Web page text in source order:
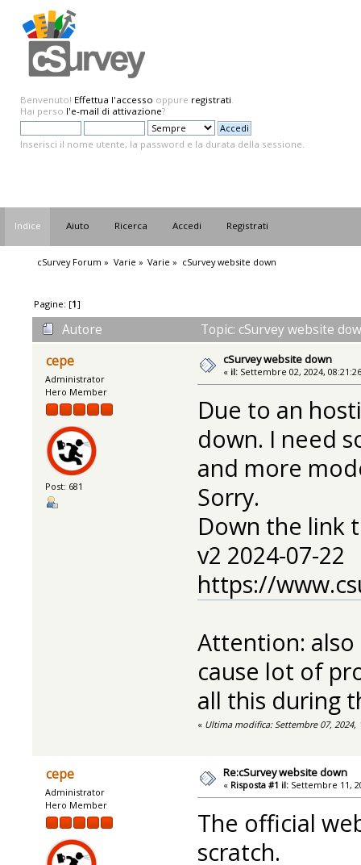
Benvenuto! Effettua l'accesso oppure registrati.
Hai perso l'e-mail di attivazione?
Inserisci il nome utente, la password e la durata della sessione.
Indice Aiuto Ricerca Accedi Registrati
cSurvey Forum » Varie » Varie » cSurvey website down
Pagine: [1]
Autore
Topic: cSurvey website
cepe
Administrator
Hero Member
Post: 681
cSurvey website down
« il: Settembre 02, 2024,
Due to an
down. I need
and more
Sorry.
Down the link
v2 2024-07-22
https://
Attention:
cause lot of
all this during
« Ultima modifica: Settembre 07, 2024,
cepe
Administrator
Hero Member
Re:cSurvey website down
« Risposta #1 il: Settembre 11,
The official
scratch.